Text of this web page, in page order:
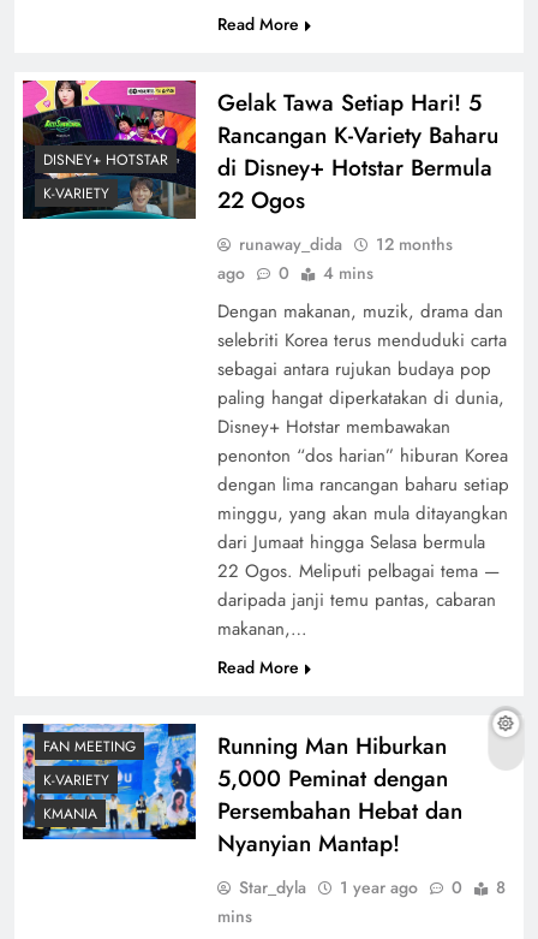
Read More
DISNEY+ HOTSTAR
K-VARIETY
Gelak Tawa Setiap Hari! 5
Rancangan K-Variety Baharu
di Disney+ Hotstar Bermula
22 Ogos
runaway_dida
12 months
ago
0 4 mins
Dengan makanan, muzik, drama dan
selebriti Korea terus menduduki carta
sebagai antara rujukan budaya pop
paling hangat diperkatakan di dunia,
Disney+ Hotstar membawakan
penonton “dos harian” hiburan Korea
dengan lima rancangan baharu setiap
minggu, yang akan mula ditayangkan
dari Jumaat hingga Selasa bermula
22 Ogos. Meliputi pelbagai tema —
daripada janji temu pantas, cabaran
makanan,…
Read More
FAN MEETING
K-VARIETY
KMANIA
Running Man Hiburkan
5,000 Peminat dengan
Persembahan Hebat dan
Nyanyian Mantap!
Star_dyla 1 year ago 0
8
mins